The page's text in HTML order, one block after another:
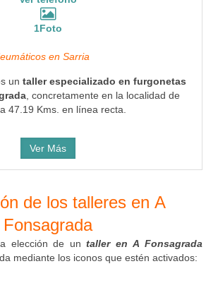
1Foto
en Sarria
un taller especializado en furgonetas
, concretamente en la localidad de
47.19 Kms. en línea recta.
Ver Más
de los talleres en A
Fonsagrada
elección de untaller en A Fonsagrada
mediante los iconos que estén activados: